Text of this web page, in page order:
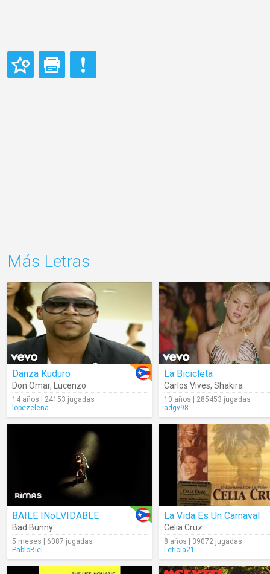
Más Letras
Danza Kuduro
Don Omar, Lucenzo
14 años | 24153 jugadas
lopezelena
La Bicicleta
Carlos Vives, Shakira
10 años | 285453 jugadas
adgv98
BAILE INoLVIDABLE
Bad Bunny
5 meses | 6087 jugadas
PabloBiel
La Vida Es Un Carnaval
Celia Cruz
8 años | 39072 jugadas
Leticia21